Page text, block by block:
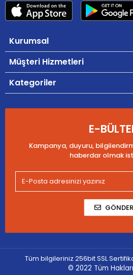
Kurumsal
Müşteri Hizmetleri
Kategoriler
E-
Kampanya, duyuru,
haberdar olmak
GÖNDER
Tüm bilgileriniz 256bit SSL
© 2022 Tüm